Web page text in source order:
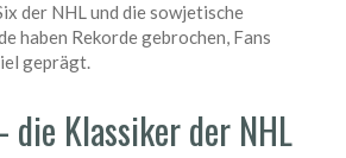
der NHL und die sowjetische
haben Rekorde gebrochen, Fans
geprägt.
Klassiker der NHL